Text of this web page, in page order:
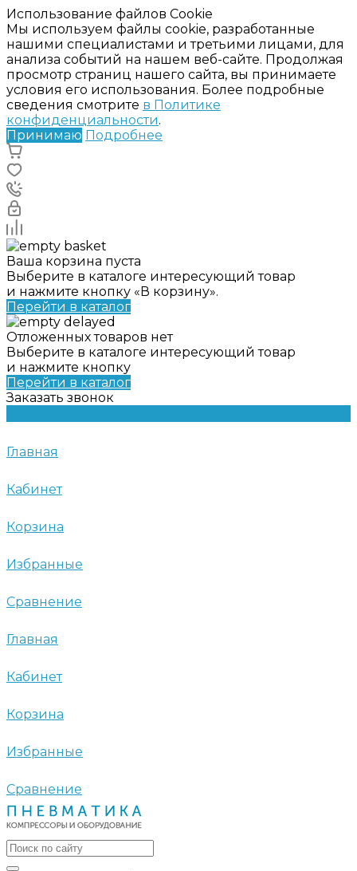
Использование файлов Cookie
Мы используем файлы cookie, разработанные
нашими специалистами и третьими лицами, для
анализа событий на нашем веб-сайте. Продолжая
просмотр страниц нашего сайта, вы принимаете
условия его использования. Более подробные
сведения смотрите в Политике
конфиденциальности.
Принимаю Подробнее
Ваша корзина пуста
Выберите в каталоге интересующий товар
и нажмите кнопку «В корзину».
Перейти в каталог
Отложенных товаров нет
Выберите в каталоге интересующий товар
и нажмите кнопку
Перейти в каталог
Заказать звонок
Главная
Кабинет
Корзина
Избранные
Сравнение
Главная
Кабинет
Корзина
Избранные
Сравнение